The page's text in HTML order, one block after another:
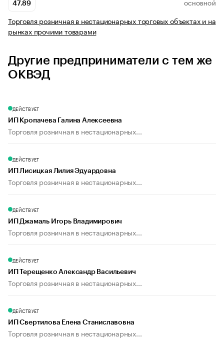
47.89 ОСНОВНОЙ
Торговля розничная в нестационарных торговых объектах и на
рынках прочими товарами
Другие предприниматели с тем же
ОКВЭД
ДЕЙСТВУЕТ
ИП Кропачева Галина Алексеевна
Торговля розничная в нестационарных...
ДЕЙСТВУЕТ
ИП Лисицкая Лилия Эдуардовна
Торговля розничная в нестационарных...
ДЕЙСТВУЕТ
ИП Джамаль Игорь Владимирович
Торговля розничная в нестационарных...
ДЕЙСТВУЕТ
ИП Терещенко Александр Васильевич
Торговля розничная в нестационарных...
ДЕЙСТВУЕТ
ИП Свертилова Елена Станиславовна
Торговля розничная в нестационарных...